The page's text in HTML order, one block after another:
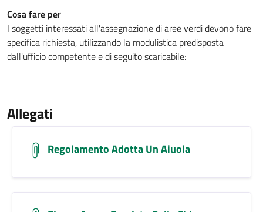
Cosa fare per
I soggetti interessati all'assegnazione di aree verdi devono fare
specifica richiesta, utilizzando la modulistica predisposta
dall'ufficio competente e di seguito scaricabile:
Allegati
Regolamento Adotta Un Aiuola